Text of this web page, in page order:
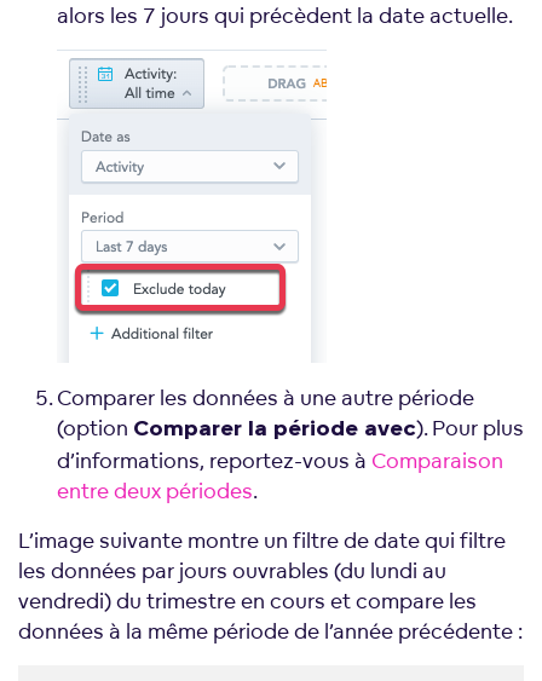
alors les 7 jours qui précèdent la date actuelle.
Comparer les données à une autre période
(option Comparer la période avec). Pour plus
d’informations, reportez-vous à Comparaison
entre deux périodes.
L’image suivante montre un filtre de date qui filtre
les données par jours ouvrables (du lundi au
vendredi) du trimestre en cours et compare les
données à la même période de l’année précédente :